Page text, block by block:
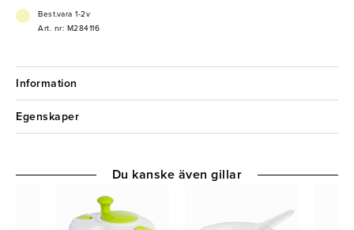
- GN 1/6Best.vara 1-2v
Art. nr: M284116
Information
Egenskaper
Du kanske även gillar